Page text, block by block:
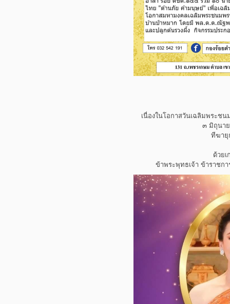
เนื่องในโอกาสวันเฉลิมพระช
๓ มิถุนา
ทีฆายุ
ด้วย
ข้าพระพุทธเจ้า ข้าราชก